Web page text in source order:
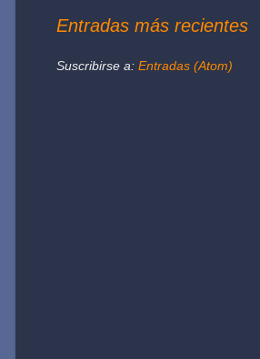
Entradas más recientes
Suscribirse a: Entradas (Atom)